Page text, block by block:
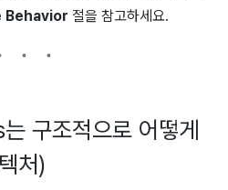
Behavior 절을 참고하세요.
구조적으로 어떻게
처)